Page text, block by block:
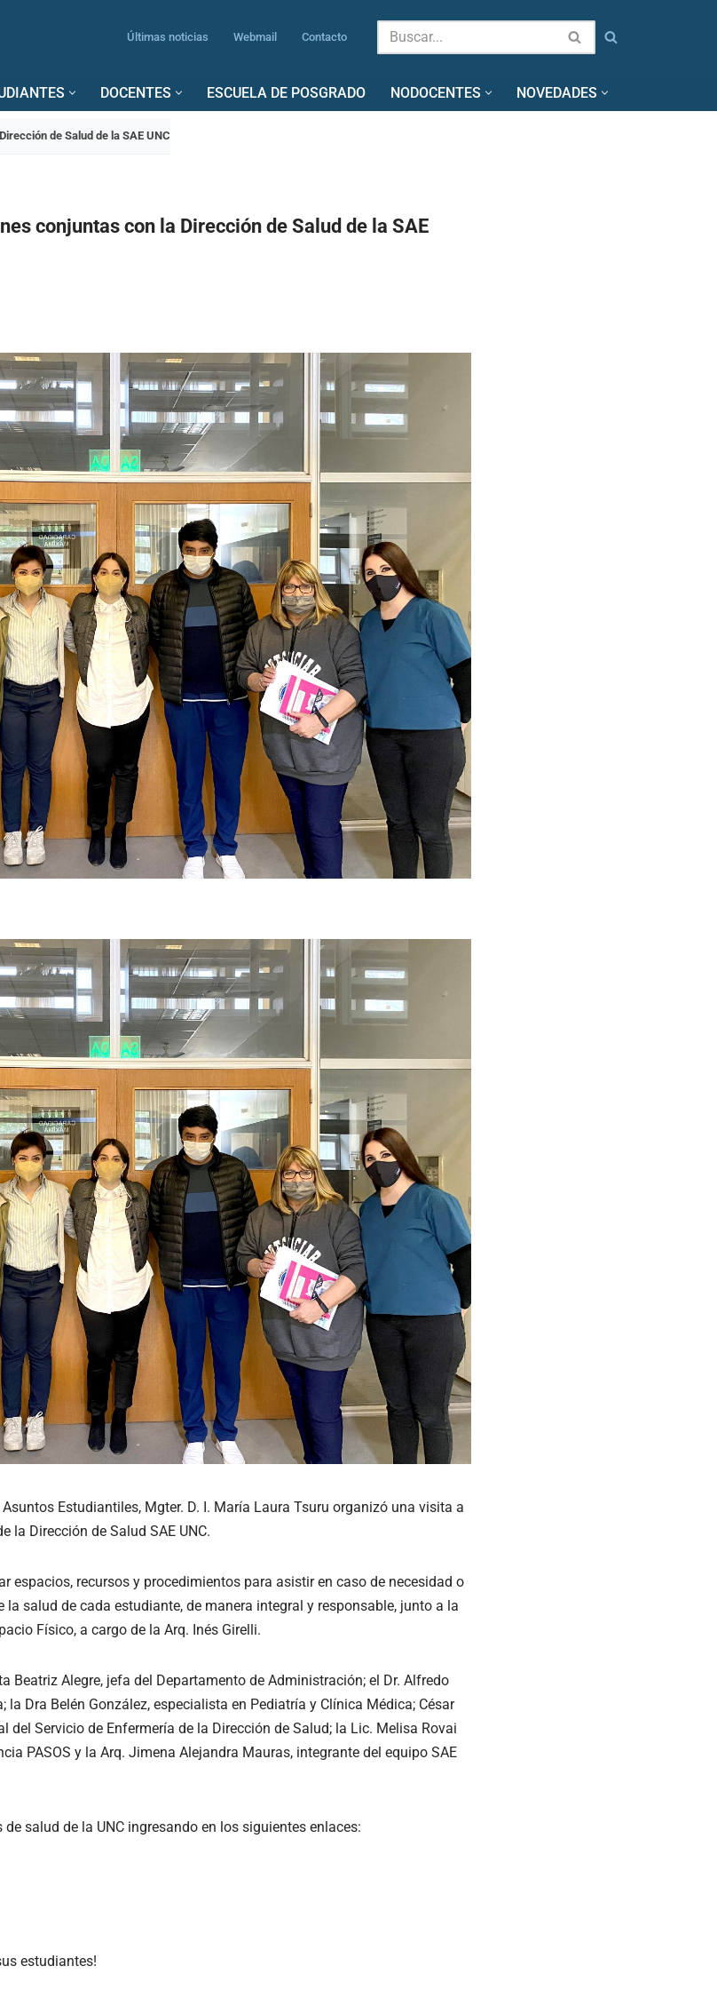
Últimas noticias Webmail Contacto
DOCENTES ESCUELA DE POSGRADO NODOCENTES NOVEDADES
de Salud de la SAE UNC
conjuntas con la Dirección de Salud de la SAE
Estudiantiles, Mgter. D. I. María Laura Tsuru organizó una visita a
la Dirección de Salud SAE UNC.
espacios, recursos y procedimientos para asistir en caso de necesidad o
la salud de cada estudiante, de manera integral y responsable, junto a la
Físico, a cargo de la Arq. Inés Girelli.
Beatriz Alegre, jefa del Departamento de Administración; el Dr. Alfredo
la Dra Belén González, especialista en Pediatría y Clínica Médica; César
del Servicio de Enfermería de la Dirección de Salud; la Lic. Melisa Rovai
PASOS y la Arq. Jimena Alejandra Mauras, integrante del equipo SAE
salud de la UNC ingresando en los siguientes enlaces:
estudiantes!